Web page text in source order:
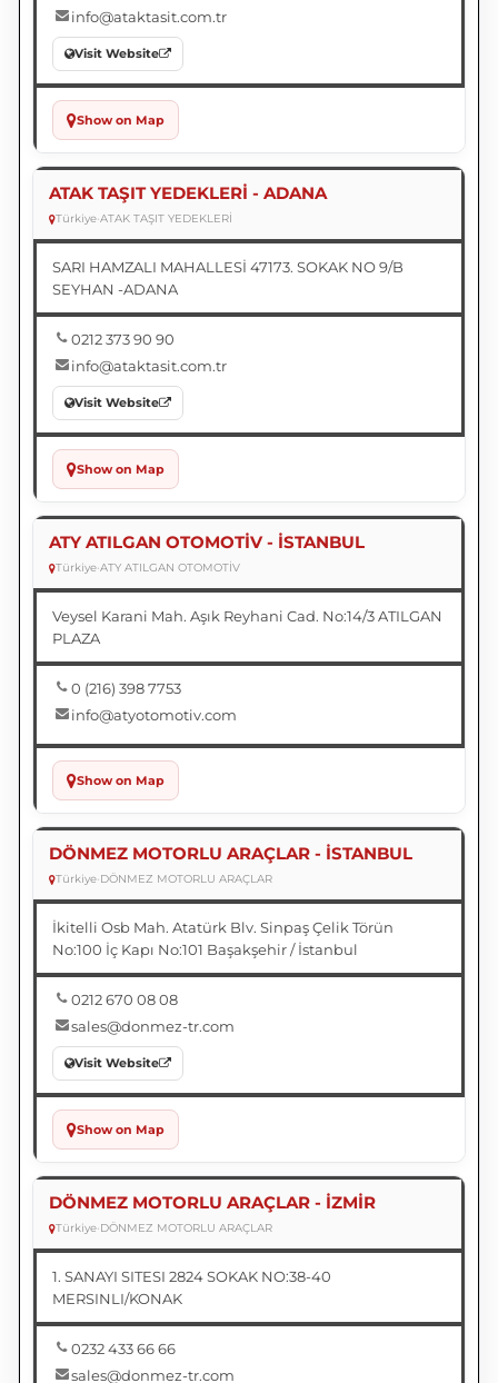
info@ataktasit.com.tr
Visit Website
Show on Map
ATAK TAŞIT YEDEKLERİ - ADANA
Türkiye•ATAK TAŞIT YEDEKLERİ
SARI HAMZALI MAHALLESİ 47173. SOKAK NO 9/B
SEYHAN -ADANA
0212 373 90 90
info@ataktasit.com.tr
Visit Website
Show on Map
ATY ATILGAN OTOMOTİV - İSTANBUL
Türkiye•ATY ATILGAN OTOMOTİV
Veysel Karani Mah. Aşık Reyhani Cad. No:14/3 ATILGAN
PLAZA
0 (216) 398 7753
info@atyotomotiv.com
Show on Map
DÖNMEZ MOTORLU ARAÇLAR - İSTANBUL
Türkiye•DÖNMEZ MOTORLU ARAÇLAR
İkitelli Osb Mah. Atatürk Blv. Sinpaş Çelik Törün
No:100 İç Kapı No:101 Başakşehir / İstanbul
0212 670 08 08
sales@donmez-tr.com
Visit Website
Show on Map
DÖNMEZ MOTORLU ARAÇLAR - İZMİR
Türkiye•DÖNMEZ MOTORLU ARAÇLAR
1. SANAYI SITESI 2824 SOKAK NO:38-40
MERSINLI/KONAK
0232 433 66 66
sales@donmez-tr.com